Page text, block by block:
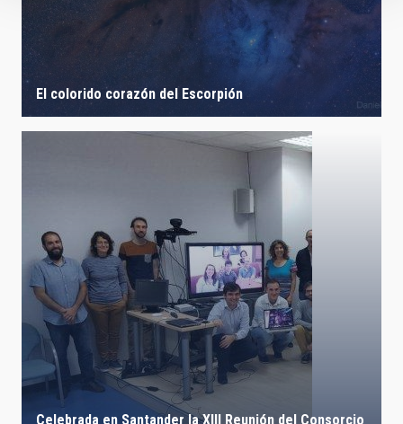
El colorido corazón del Escorpión
Celebrada en Santander la XIII Reunión del Consorcio